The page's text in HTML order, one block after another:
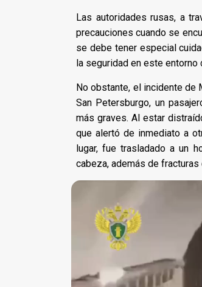
Las autoridades rusas, a
precauciones cuando se
se debe tener especial
la seguridad en este entorno
No obstante, el incidente de
San Petersburgo, un
más graves. Al estar
que alertó de inmediato a
lugar, fue trasladado a un
cabeza, además de